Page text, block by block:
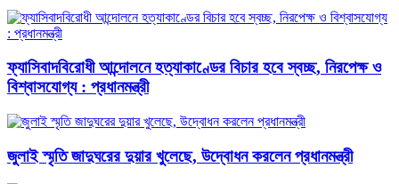
ফ্যাসিবাদবিরোধী আন্দোলনে হত্যাকাণ্ডের বিচার হবে স্বচ্ছ, নিরপেক্ষ ও
বিশ্বাসযোগ্য : প্রধানমন্ত্রী
জুলাই স্মৃতি জাদুঘরের দুয়ার খুলেছে, উদ্বোধন করলেন প্রধানমন্ত্রী